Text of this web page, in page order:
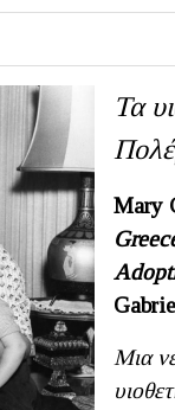
Τα
Mary
Μια